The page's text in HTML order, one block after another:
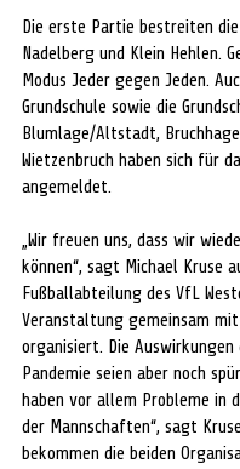
Die erste Partie bestreiten die
Nadelberg und Klein Hehlen.
Modus Jeder gegen Jeden.
Grundschule sowie die
Blumlage/Altstadt,
Wietzenbruch haben sich für
angemeldet.
„Wir freuen uns, dass wir
können“, sagt Michael Kruse
Fußballabteilung des VfL
Veranstaltung gemeinsam
organisiert. Die Auswirkungen
Pandemie seien aber noch
haben vor allem Probleme in
der Mannschaften“, sagt
bekommen die beiden